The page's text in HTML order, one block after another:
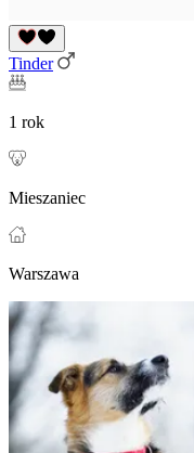
Tinder
1 rok
Mieszaniec
Warszawa